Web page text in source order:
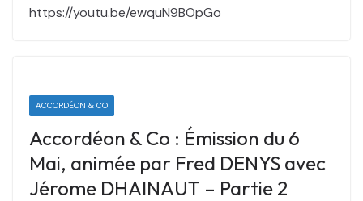
https://youtu.be/ewquN9BOpGo
ACCORDÉON & CO
Accordéon & Co : Émission du 6
Mai, animée par Fred DENYS avec
Jérome DHAINAUT – Partie 2